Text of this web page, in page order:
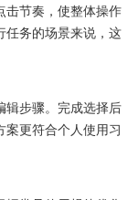
击节奏，使整体操作
任务的场景来说，这
辑步骤。完成选择后
更符合个人使用习